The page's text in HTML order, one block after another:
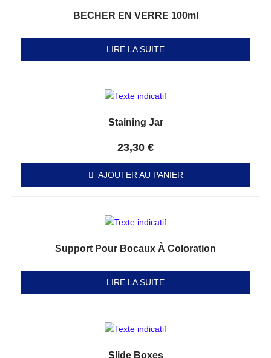
BECHER EN VERRE 100ml
LIRE LA SUITE
Staining Jar
23,30 €
AJOUTER AU PANIER
Support Pour Bocaux À Coloration
LIRE LA SUITE
Slide Boxes